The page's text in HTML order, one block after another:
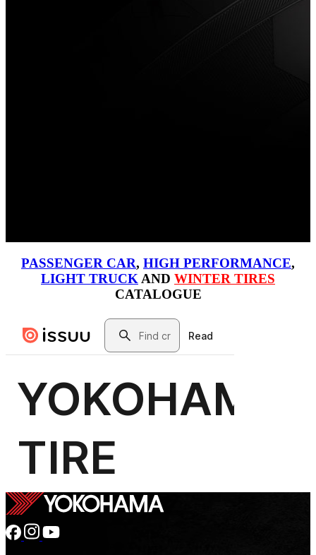
PASSENGER CAR, HIGH PERFORMANCE,
LIGHT TRUCK AND WINTER TIRES
CATALOGUE